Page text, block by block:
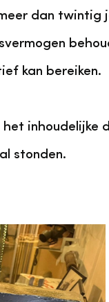
dan twintig
kan bereiken.
stonden.